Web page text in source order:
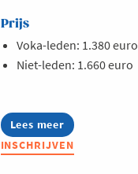
Prijs
Voka-leden: 1.380 euro
Niet-leden: 1.660 euro
Lees meer
about
Lerend
Netwerk
INSCHRIJVEN